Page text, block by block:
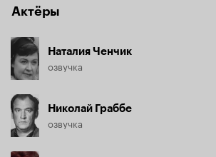
Актёры
Наталия Ченчик
озвучка
Николай Граббе
озвучка